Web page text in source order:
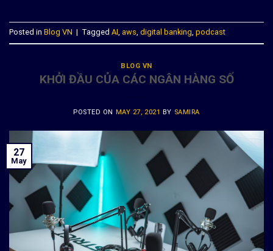
Posted in Blog VN | Tagged AI, aws, digital banking, podcast
BLOG VN
KHỞI ĐẦU CỦA CÁC NGÂN HÀNG SỐ
POSTED ON MAY 27, 2021 BY SAMIRA
27
May